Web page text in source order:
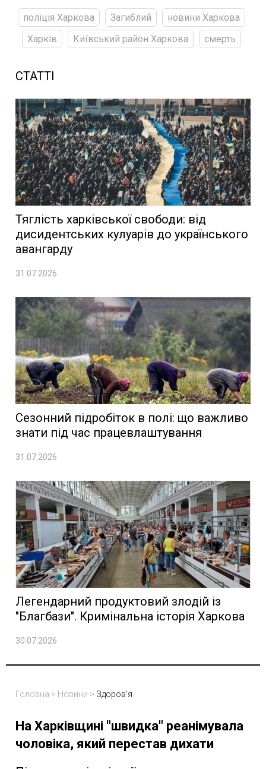
поліція Харкова Загиблий
новини Харкова
Харків
Київський район Харкова смерть
СТАТТІ
Тяглість харківської свободи: від
дисидентських кулуарів до українського
авангарду
31.07.2026
Сезонний підробіток в полі: що важливо
знати під час працевлаштування
31.07.2026
Легендарний продуктовий злодій із
"Благбази". Кримінальна історія Харкова
30.07.2026
Головна > Новини > Здоров'я
На Харківщині "швидка" реанімувала
чоловіка, який перестав дихати